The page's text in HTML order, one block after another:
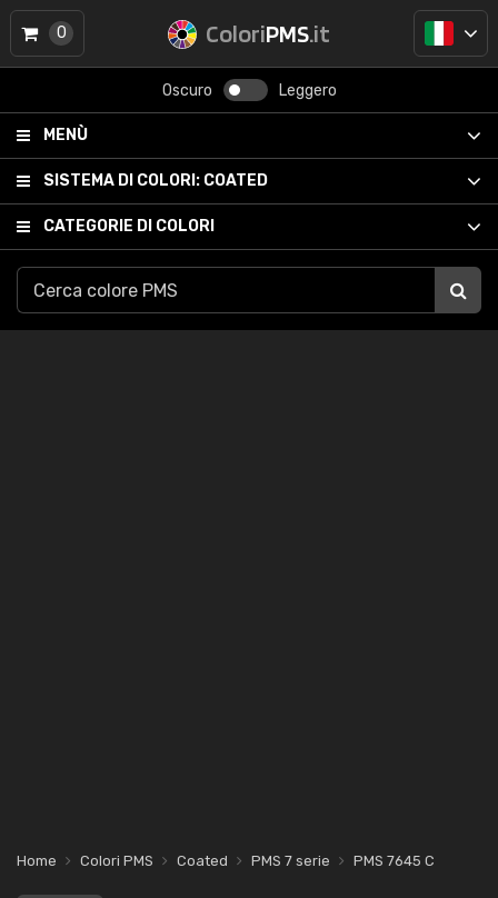
ColoriPMS.it
Oscuro Leggero
MENÙ
SISTEMA DI COLORI: COATED
CATEGORIE DI COLORI
0
Home Colori PMS Coated PMS 7 serie PMS 7645 C